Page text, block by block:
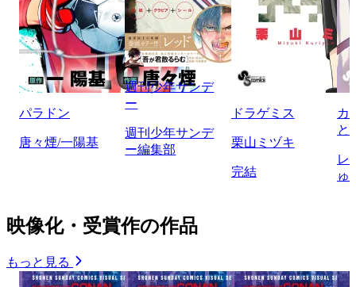
パラドン
唐々煙/一陽基
週刊少年サンデ
ー
週刊少年サンデ
ー編集部
ドラゲミス
栗山ミヅキ
完結
カ
と
レ
ゅ
映像化・受賞作の作品
もっと見る